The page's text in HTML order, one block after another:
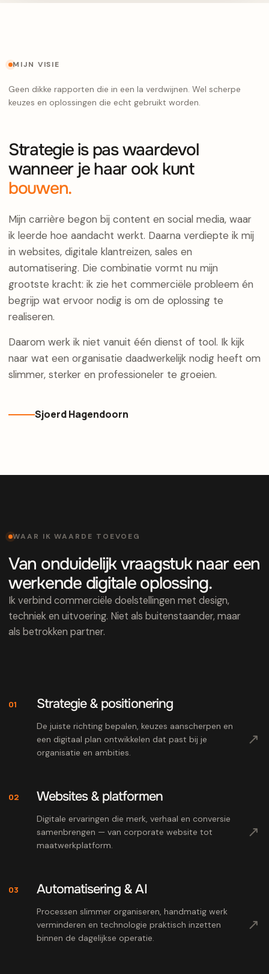
MIJN VISIE
Geen dikke rapporten die in een la verdwijnen. Wel scherpe
keuzes en oplossingen die echt gebruikt worden.
Strategie is pas waardevol
wanneer je haar ook kunt
bouwen.
Mijn carrière begon bij content en social media, waar
ik leerde hoe aandacht werkt. Daarna verdiepte ik mij
in websites, digitale klantreizen, sales en
automatisering. Die combinatie vormt nu mijn
grootste kracht: ik zie het commerciële probleem én
begrijp wat ervoor nodig is om de oplossing te
realiseren.
Daarom werk ik niet vanuit één dienst of tool. Ik kijk
naar wat een organisatie daadwerkelijk nodig heeft om
slimmer, sterker en professioneler te groeien.
Sjoerd Hagendoorn
WAAR IK WAARDE TOEVOEG
Van onduidelijk vraagstuk naar een
werkende digitale oplossing.
Ik verbind commerciële doelstellingen met design,
techniek en uitvoering. Niet als buitenstaander, maar
als betrokken partner.
01 Strategie & positionering
De juiste richting bepalen, keuzes aanscherpen en
een digitaal plan ontwikkelen dat past bij je
organisatie en ambities.
↗
02 Websites & platformen
Digitale ervaringen die merk, verhaal en conversie
samenbrengen — van corporate website tot
maatwerkplatform.
↗
03 Automatisering & AI
Processen slimmer organiseren, handmatig werk
verminderen en technologie praktisch inzetten
binnen de dagelijkse operatie.
↗